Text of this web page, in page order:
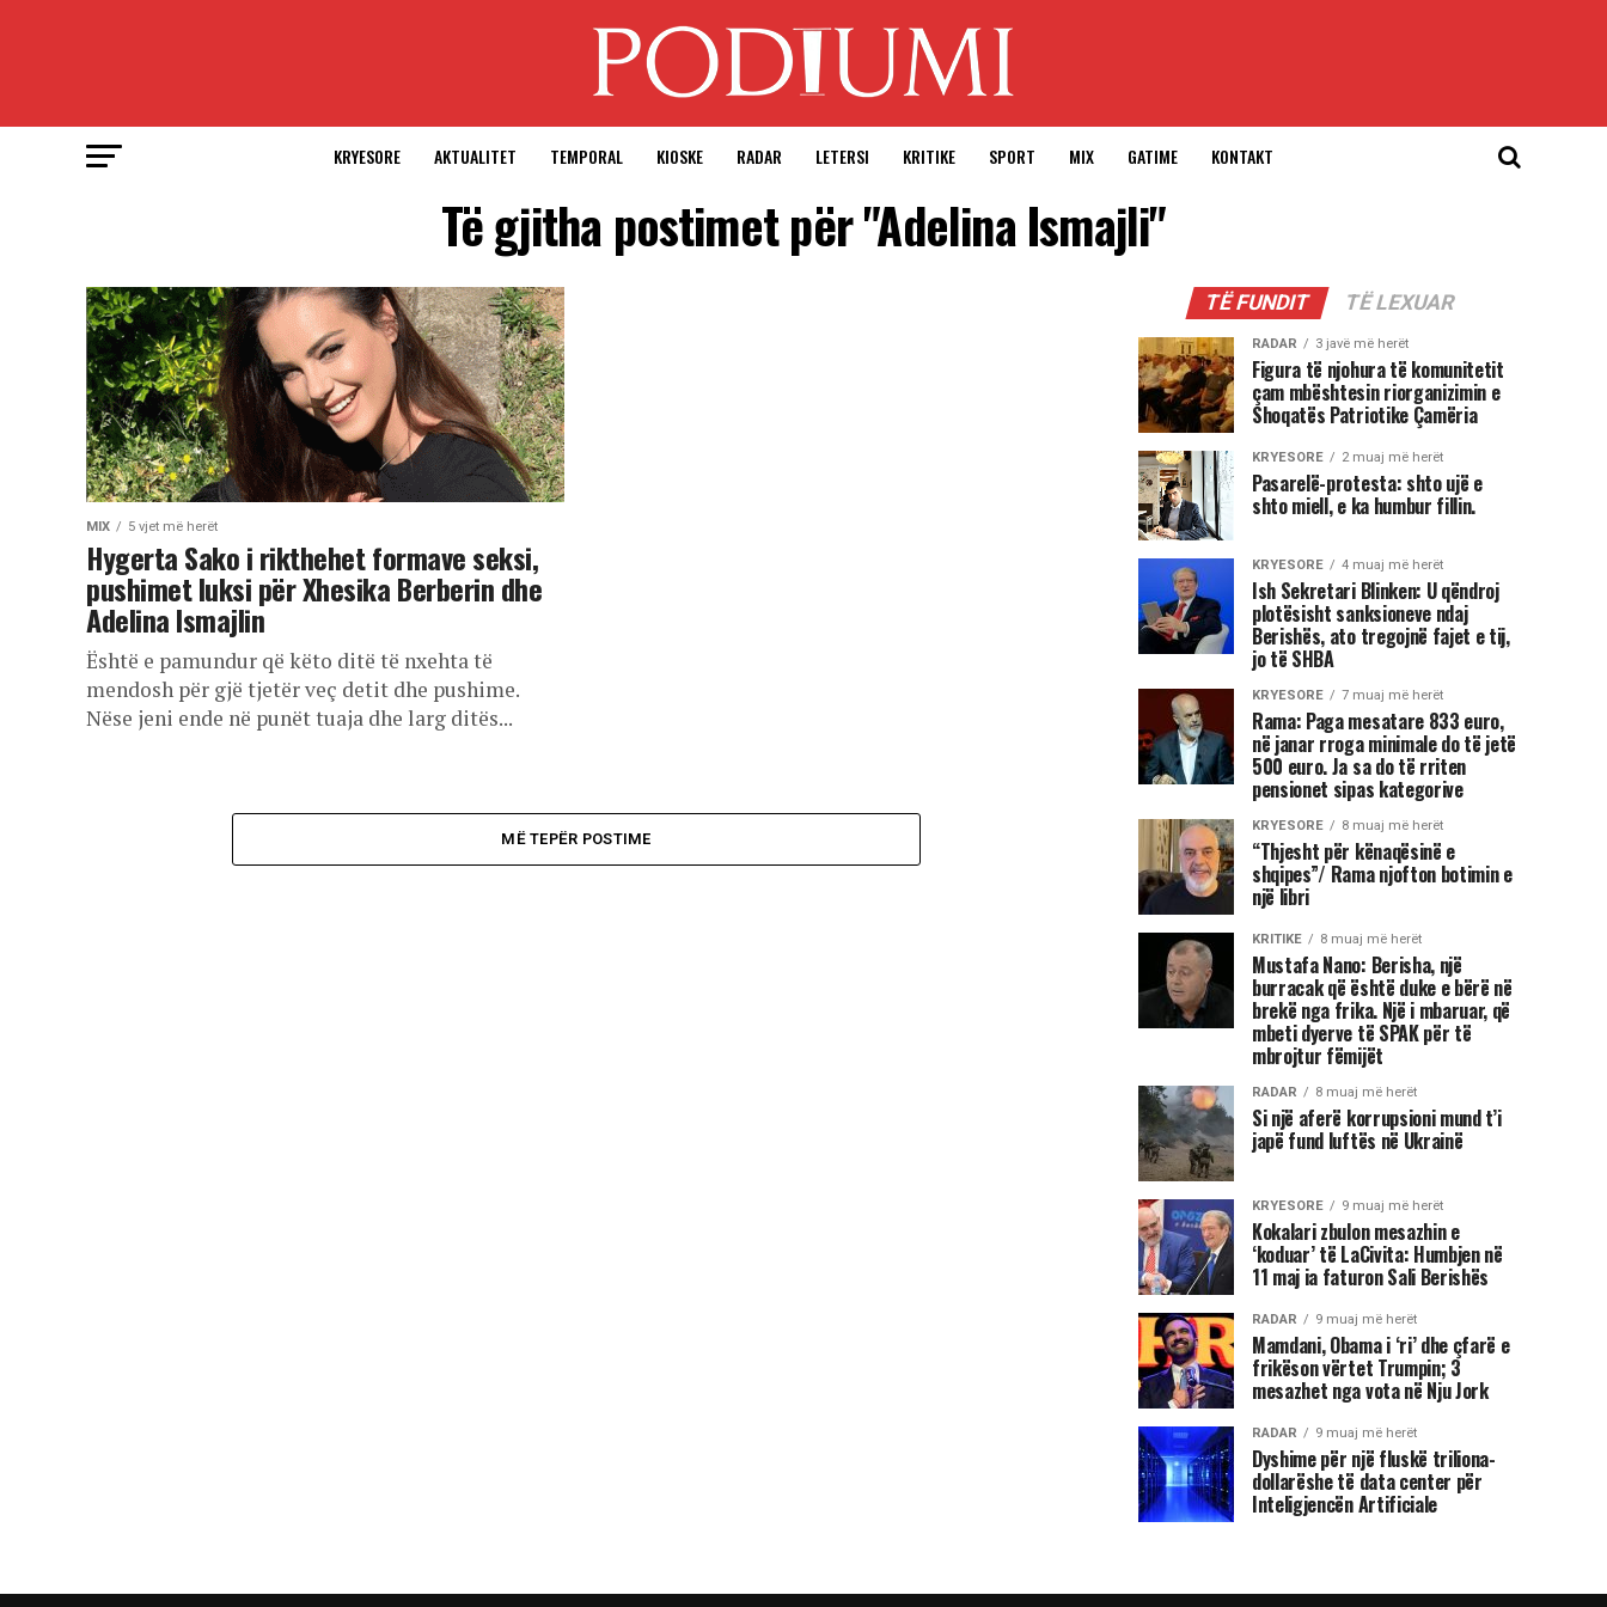
KRYESORE AKTUALITET TEMPORAL KIOSKE RADAR LETERSI KRITIKE SPORT MIX GATIME KONTAKT
Të gjitha postimet për "Adelina Ismajli"
MIX 5 vjet më herët
Hygerta Sako i rikthehet formave seksi,
pushimet luksi për Xhesika Berberin dhe
Adelina Ismajlin
Është e pamundur që këto ditë të nxehta të
mendosh për gjë tjetër veç detit dhe pushime.
Nëse jeni ende në punët tuaja dhe larg ditës...
MË TEPËR POSTIME
TË FUNDIT TË LEXUAR
RADAR 3 javë më herët
Figura të njohura të komunitetit
çam mbështesin riorganizimin e
Shoqatës Patriotike Çamëria
KRYESORE 2 muaj më herët
Pasarelë-protesta: shto ujë e
shto miell, e ka humbur fillin.
KRYESORE 4 muaj më herët
Ish Sekretari Blinken: U qëndroj
plotësisht sanksioneve ndaj
Berishës, ato tregojnë fajet e tij,
jo të SHBA
KRYESORE 7 muaj më herët
Rama: Paga mesatare 833 euro,
në janar rroga minimale do të jetë
500 euro. Ja sa do të rriten
pensionet sipas kategorive
KRYESORE 8 muaj më herët
“Thjesht për kënaqësinë e
shqipes”/ Rama njofton botimin e
një libri
KRITIKE 8 muaj më herët
Mustafa Nano: Berisha, një
burracak që është duke e bërë në
brekë nga frika. Një i mbaruar, që
mbeti dyerve të SPAK për të
mbrojtur fëmijët
RADAR 8 muaj më herët
Si një aferë korrupsioni mund t’i
japë fund luftës në Ukrainë
KRYESORE 9 muaj më herët
Kokalari zbulon mesazhin e
‘koduar’ të LaCivita: Humbjen në
11 maj ia faturon Sali Berishës
RADAR 9 muaj më herët
Mamdani, Obama i ‘ri’ dhe çfarë e
frikëson vërtet Trumpin; 3
mesazhet nga vota në Nju Jork
RADAR 9 muaj më herët
Dyshime për një fluskë triliona-
dollarëshe të data center për
Inteligjencën Artificiale